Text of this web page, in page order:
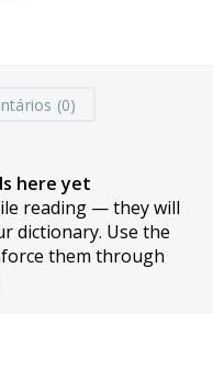
(0)
here yet
reading — they will
dictionary. Use the
them through